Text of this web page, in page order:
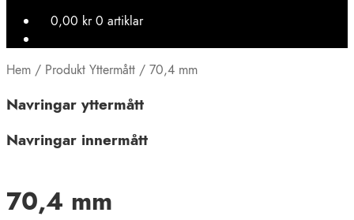
0,00 kr 0 artiklar
Hem / Produkt Yttermått / 70,4 mm
70,4 mm
Navringar yttermått
Navringar innermått